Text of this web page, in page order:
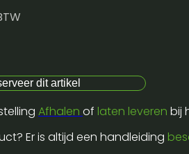
dit artikel
Afhalen of laten leveren bij
Er is altijd een handleiding